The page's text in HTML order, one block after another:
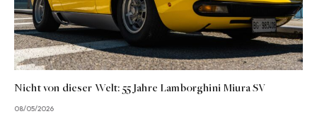
Nicht von dieser Welt: 55 Jahre Lamborghini Miura SV
08/05/2026